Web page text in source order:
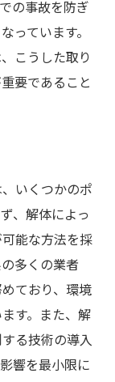
の事故を防ぎ
っています。
こうした取り
要であること
いくつかのポ
、解体によっ
能な方法を採
多くの業者
ており、環境
す。また、解
る技術の導入
響を最小限に